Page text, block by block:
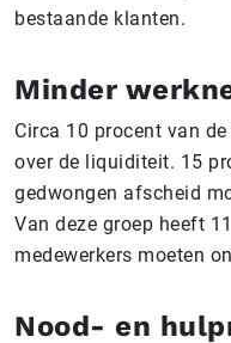
bestaande klanten.
Minder
Circa 10 procent van
over de liquiditeit. 15
gedwongen afscheid
Van deze groep heeft
medewerkers moeten
Nood- en